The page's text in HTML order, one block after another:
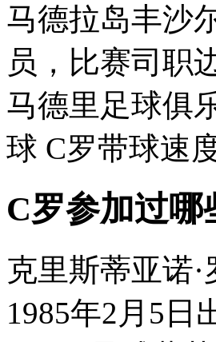
马德拉岛丰沙
员，比赛司职
马德里足球俱
球 C罗带球速
C罗参加过哪
克里斯蒂亚诺
1985年2月5日